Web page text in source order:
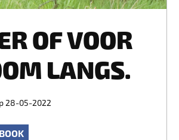
OF VOOR
LANGS.
28-05-2022